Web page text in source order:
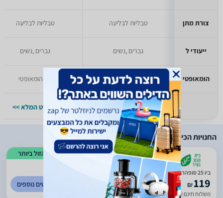
צורת מתן
ייעודי ל
הומאופטי
טבליות לבליעה
גברים ,נשים
לא הומאופטי
למפרט המלא >>
טבליות לבליעה
גברים ,נשים
לא הומאופטי
למפרט המלא >>
החנויות הכי זולות
הזול ביותר
4.3
(
132
)
ביו 25 סופהרב 60 כמוסות
₪119
משלוח חינם עד 6 ימי עסקים
לפרטים נוספים